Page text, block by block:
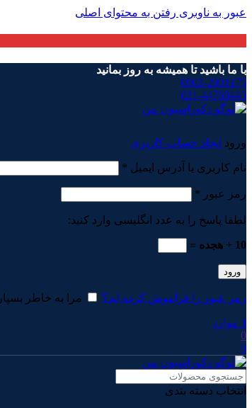
عبور به ناوبری رفتن به محتوای اصلی
با ما باشید تا همیشه به روز بمانید
0902-2001175
021-44768445
ورود ایجاد حساب کاربری
نام کاربری یا آدرس ایمیل *
رمز عبور *
لطفا پاسخ را به عدد انگلیسی وارد کنید:
10 + هجده =
ورود
رمز عبور را فراموش کرده اید؟ مرا به خاطر بسپار
1 موارد
0
0
انتخاب دسته بندی